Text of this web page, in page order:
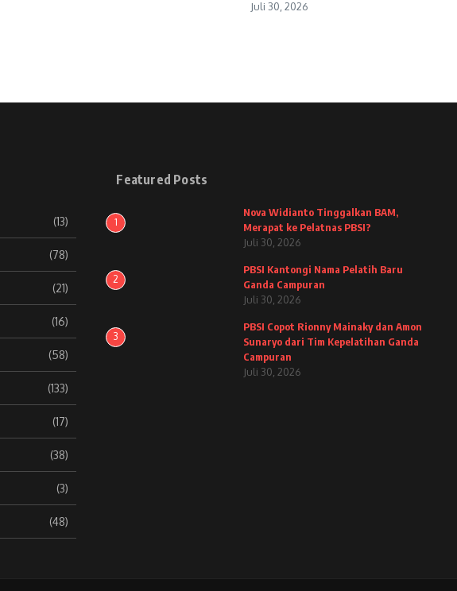
Juli 30, 2026
(13)
(78)
(21)
(16)
(58)
(133)
(17)
(38)
(3)
(48)
Featured Posts
1
Nova Widianto Tinggalkan BAM,
Merapat ke Pelatnas PBSI?
Juli 30, 2026
2
PBSI Kantongi Nama Pelatih Baru
Ganda Campuran
Juli 30, 2026
3
PBSI Copot Rionny Mainaky dan Amon
Sunaryo dari Tim Kepelatihan Ganda
Campuran
Juli 30, 2026